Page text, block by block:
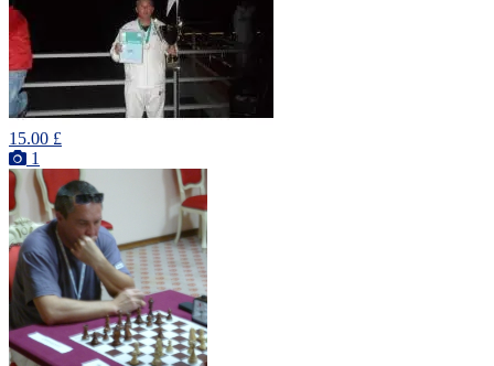
15.00 £
1